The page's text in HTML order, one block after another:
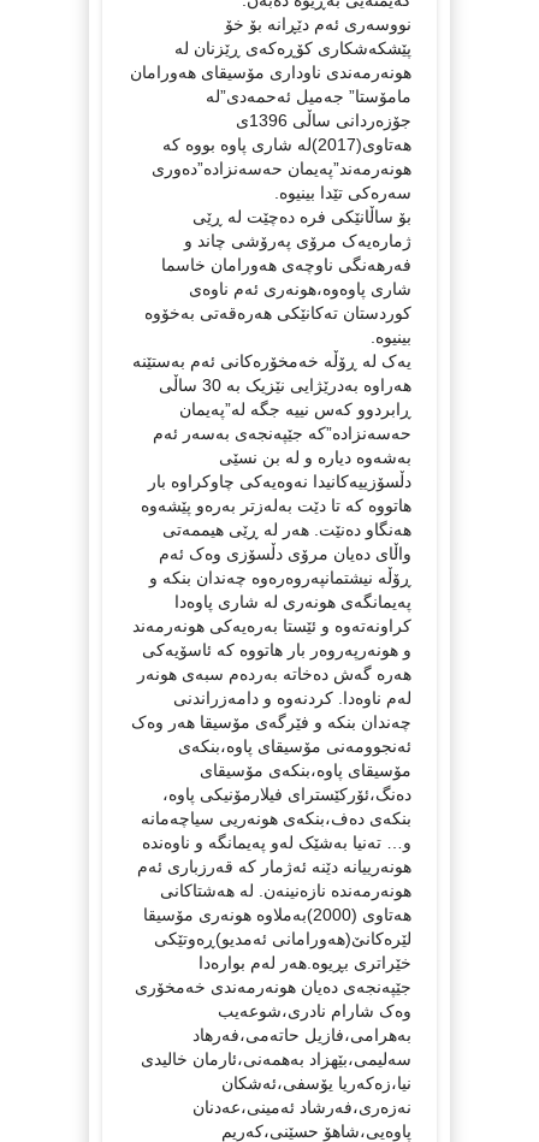
نووسەری ئەم دێڕانە بۆ خۆ
پێشکەشکاری کۆڕەکەی ڕێزنان له‌
هونه‌رمه‌ندی ناوداری مۆسیقای هه‌ورامان
مامۆستا” جه‌میل ئه‌حمه‌دی”لە
جۆزەردانی ساڵی 1396ی
هەتاوی(2017)لە شاری پاوە بووە کە
هونەرمەند”پەیمان حەسەنزادە”دەوری
سەرەکی تێدا بینیوە.
بۆ ساڵانێکی فرە دەچێت لە ڕێی
ژمارەیەک مرۆی پەرۆشی چاند و
فەرهەنگی ناوچەی هەورامان خاسما
شاری پاوەوە،هونەری ئەم ناوەی
کوردستان تەکانێکی هەرەقەتی بەخۆوە
بینیوە.
یەک لە ڕۆڵە خەمخۆرەکانی ئەم بەستێنە
هەراوە بەدرێژایی نێزیک بە 30 ساڵی
ڕابردوو کەس نییە جگە لە”پەیمان
حەسەنزادە”کە جێپەنجەی بەسەر ئەم
بەشەوە دیارە و لە بن نسێی
دڵسۆزییەکانیدا نەوەیەکی چاوکراوە بار
هاتووە کە تا دێت بەلەزتر بەرەو پێشەوە
هەنگاو دەنێت. هەر لە ڕێی هیممەتی
واڵای دەیان مرۆی دڵسۆزی وەک ئەم
ڕۆڵە نیشتمانپەروەرەوە چەندان بنکە و
پەیمانگەی هونەری لە شاری پاوەدا
کراونەتەوە و ئێستا بەرەیەکی هونەرمەند
و هونەرپەروەر بار هاتووە کە ئاسۆیەکی
هەرە گەش دەخاتە بەردەم سبەی هونەر
لەم ناوەدا. کردنەوە و دامەزراندنی
چەندان بنکە و فێرگەی مۆسیقا هەر وەک
ئەنجوومەنی مۆسیقای پاوە،بنکەی
مۆسیقای پاوە،بنکەی مۆسیقای
دەنگ،ئۆرکێسترای فیلارمۆنیکی پاوە،
بنکەی دەف،بنکەی هونەریی سیاچەمانە
و… تەنیا بەشێک لەو پەیمانگە و ناوەندە
هونەرییانە دێنە ئەژمار کە قەرزباری ئەم
هونەرمەندە نازەنینەن. لە هەشتاکانی
هەتاوی (2000)بەملاوە هونەری مۆسیقا
لێرەکانێ(هەورامانی ئەمدیو)ڕەوتێکی
خێراتری بڕیوە.هەر لەم بوارەدا
جێپەنجەی دەیان هونەرمەندی خەمخۆری
وەک شارام نادری،شوعەیب
بەهرامی،فازیل حاتەمی،فەرهاد
سەلیمی،بێهزاد بەهمەنی،ئارمان خالیدی
نیا،زەکەریا یۆسفی،ئەشکان
نەزەری،فەرشاد ئەمینی،عەدنان
پاوەیی،شاهۆ حسێنی،کەریم